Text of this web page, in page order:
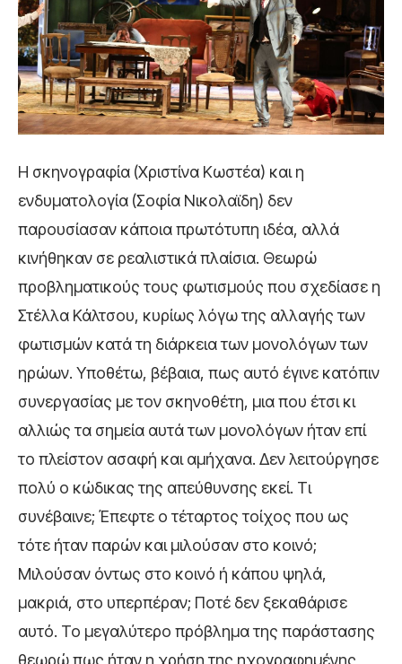
Η σκηνογραφία (Χριστίνα Κωστέα) και η
ενδυματολογία (Σοφία Νικολαϊδη) δεν
παρουσίασαν κάποια πρωτότυπη ιδέα, αλλά
κινήθηκαν σε ρεαλιστικά πλαίσια. Θεωρώ
προβληματικούς τους φωτισμούς που σχεδίασε η
Στέλλα Κάλτσου, κυρίως λόγω της αλλαγής των
φωτισμών κατά τη διάρκεια των μονολόγων των
ηρώων. Υποθέτω, βέβαια, πως αυτό έγινε κατόπιν
συνεργασίας με τον σκηνοθέτη, μια που έτσι κι
αλλιώς τα σημεία αυτά των μονολόγων ήταν επί
το πλείστον ασαφή και αμήχανα. Δεν λειτούργησε
πολύ ο κώδικας της απεύθυνσης εκεί. Τι
συνέβαινε; Έπεφτε ο τέταρτος τοίχος που ως
τότε ήταν παρών και μιλούσαν στο κοινό;
Μιλούσαν όντως στο κοινό ή κάπου ψηλά,
μακριά, στο υπερπέραν; Ποτέ δεν ξεκαθάρισε
αυτό. Το μεγαλύτερο πρόβλημα της παράστασης
θεωρώ πως ήταν η χρήση της ηχογραφημένης